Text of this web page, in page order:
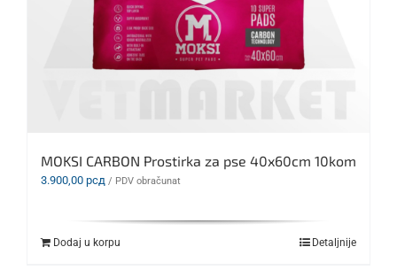
MOKSI CARBON Prostirka za pse 40x60cm 10kom
3.900,00 рсд / PDV obračunat
Dodaj u korpu Detaljnije